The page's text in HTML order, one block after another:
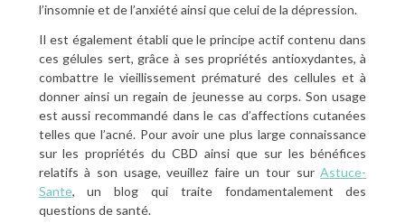
l’insomnie et de l’anxiété ainsi que celui de la dépression.
Il est également établi que le principe actif contenu dans
ces gélules sert, grâce à ses propriétés antioxydantes, à
combattre le vieillissement prématuré des cellules et à
donner ainsi un regain de jeunesse au corps. Son usage
est aussi recommandé dans le cas d’affections cutanées
telles que l’acné. Pour avoir une plus large connaissance
sur les propriétés du CBD ainsi que sur les bénéfices
relatifs à son usage, veuillez faire un tour surAstuce-
Sante, un blog qui traite fondamentalement des
questions de santé.